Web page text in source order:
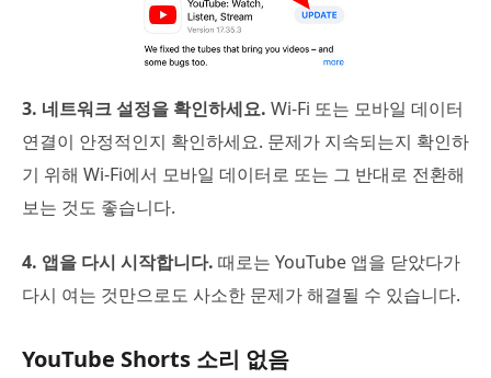
3. 네트워크 설정을 확인하세요. Wi-Fi 또는 모바일 데이터
연결이 안정적인지 확인하세요. 문제가 지속되는지 확인하
기 위해 Wi-Fi에서 모바일 데이터로 또는 그 반대로 전환해
보는 것도 좋습니다.
4. 앱을 다시 시작합니다. 때로는 YouTube 앱을 닫았다가
다시 여는 것만으로도 사소한 문제가 해결될 수 있습니다.
YouTube Shorts 소리 없음